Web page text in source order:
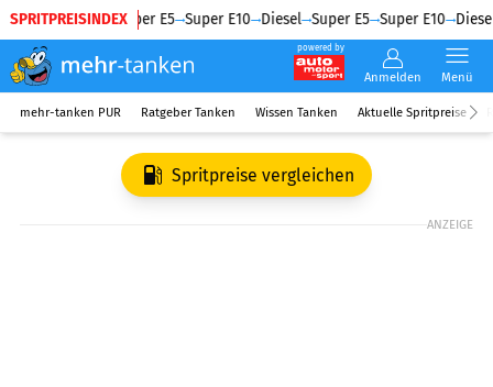
SPRITPREISINDEX
Diesel Super E5 Super E10 Diesel Super E5 Super E10 Diesel
powered by
Anmelden Menü
mehr-tanken PUR Ratgeber Tanken Wissen Tanken Aktuelle Spritpreise
Spritpreise vergleichen
ANZEIGE